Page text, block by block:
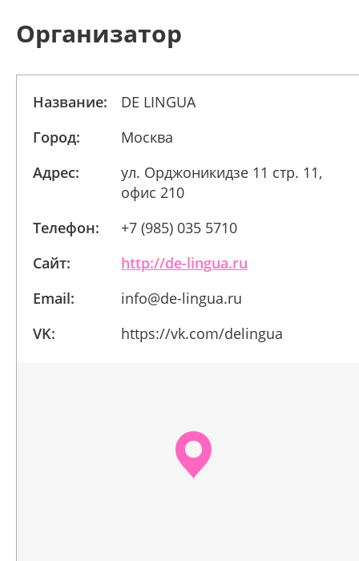
Организатор
Название:
DE LINGUA
Город:
Москва
Адрес:
ул. Орджоникидзе 11 стр. 11,
офис 210
Телефон:
+7 (985) 035 5710
Сайт:
http://de-lingua.ru
Email:
info@de-lingua.ru
VK:
https://vk.com/delingua